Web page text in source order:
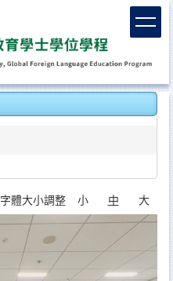
字體大小調整 小 中 大